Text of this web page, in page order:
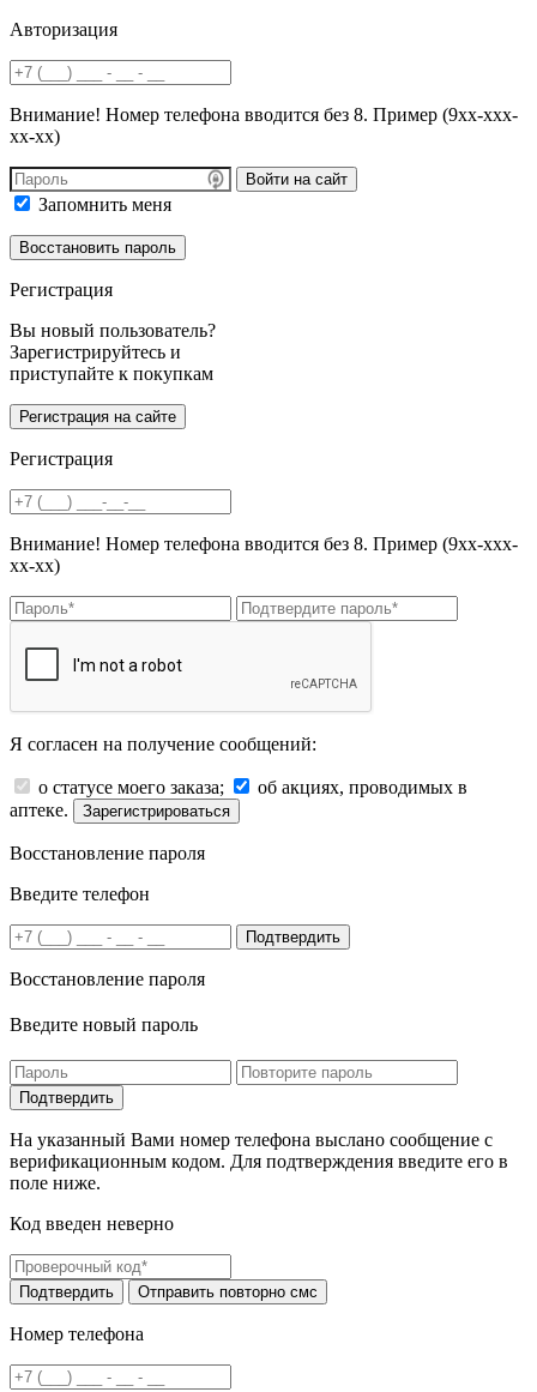
Авторизация
Внимание! Номер телефона вводится без 8. Пример (9хх-ххх-
хх-хх)
Войти на сайт
Запомнить меня
Регистрация
Вы новый пользователь?
Зарегистрируйтесь и
приступайте к покупкам
Регистрация
Внимание! Номер телефона вводится без 8. Пример (9хх-ххх-
хх-хх)
Я согласен на получение сообщений:
о статусе моего заказа;
об акциях, проводимых в
аптеке.
Зарегистрироваться
Восстановление пароля
Введите телефон
Подтвердить
Восстановление пароля
Введите новый пароль
На указанный Вами номер телефона выслано сообщение с
верификационным кодом. Для подтверждения введите его в
поле ниже.
Код введен неверно
Номер телефона